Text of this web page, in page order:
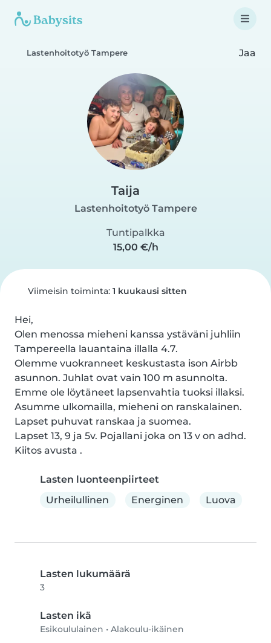
Lastenhoitotyö Tampere Jaa
Taija
Lastenhoitotyö Tampere
Tuntipalkka
15,00 €/h
Viimeisin toiminta: 1 kuukausi sitten
Hei,
Olen menossa mieheni kanssa ystäväni juhliin
Tampereella lauantaina illalla 4.7.
Olemme vuokranneet keskustasta ison Airbb
asunnon. Juhlat ovat vain 100 m asunnolta.
Emme ole löytäneet lapsenvahtia tuoksi illaksi.
Asumme ulkomailla, mieheni on ranskalainen.
Lapset puhuvat ranskaa ja suomea.
Lapset 13, 9 ja 5v. Pojallani joka on 13 v on adhd.
Kiitos avusta .
Lasten luonteenpiirteet
Urheilullinen
Energinen Luova
Lasten lukumäärä
3
Lasten ikä
Esikoululainen • Alakoulu-ikäinen